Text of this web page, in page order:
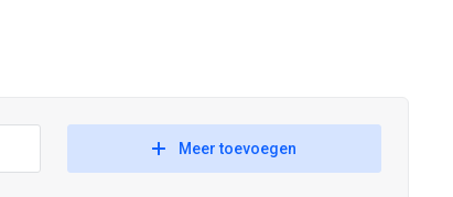
Meer toevoegen